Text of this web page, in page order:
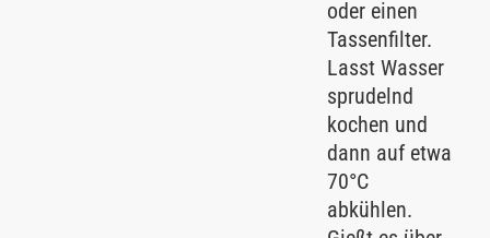
oder einen
Tassenfilter.
Lasst Wasser
sprudelnd
kochen und
dann auf etwa
70°C
abkühlen.